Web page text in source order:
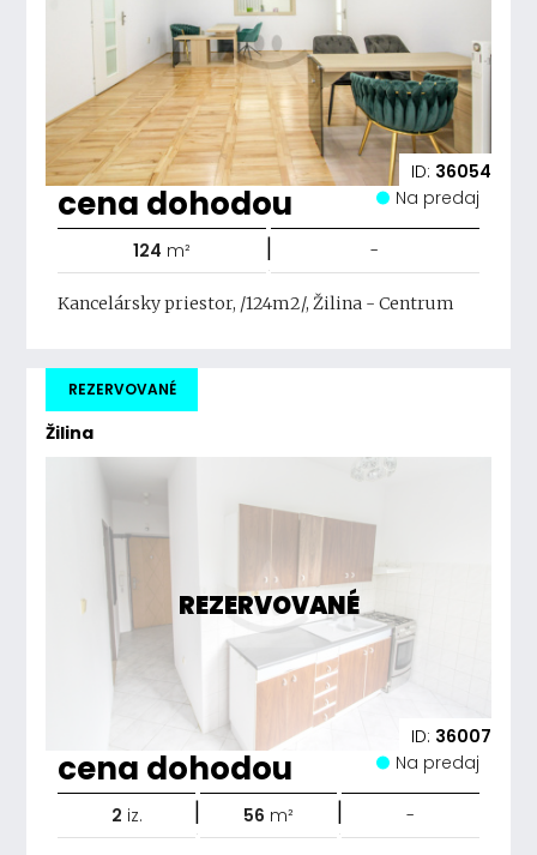
ID: 36054
cena dohodou Na predaj
124 m² | -
Kancelársky priestor, /124m2/, Žilina - Centrum
Žilina
REZERVOVANÉ
REZERVOVANÉ
ID: 36007
cena dohodou Na predaj
2 iz. | 56 m² | -